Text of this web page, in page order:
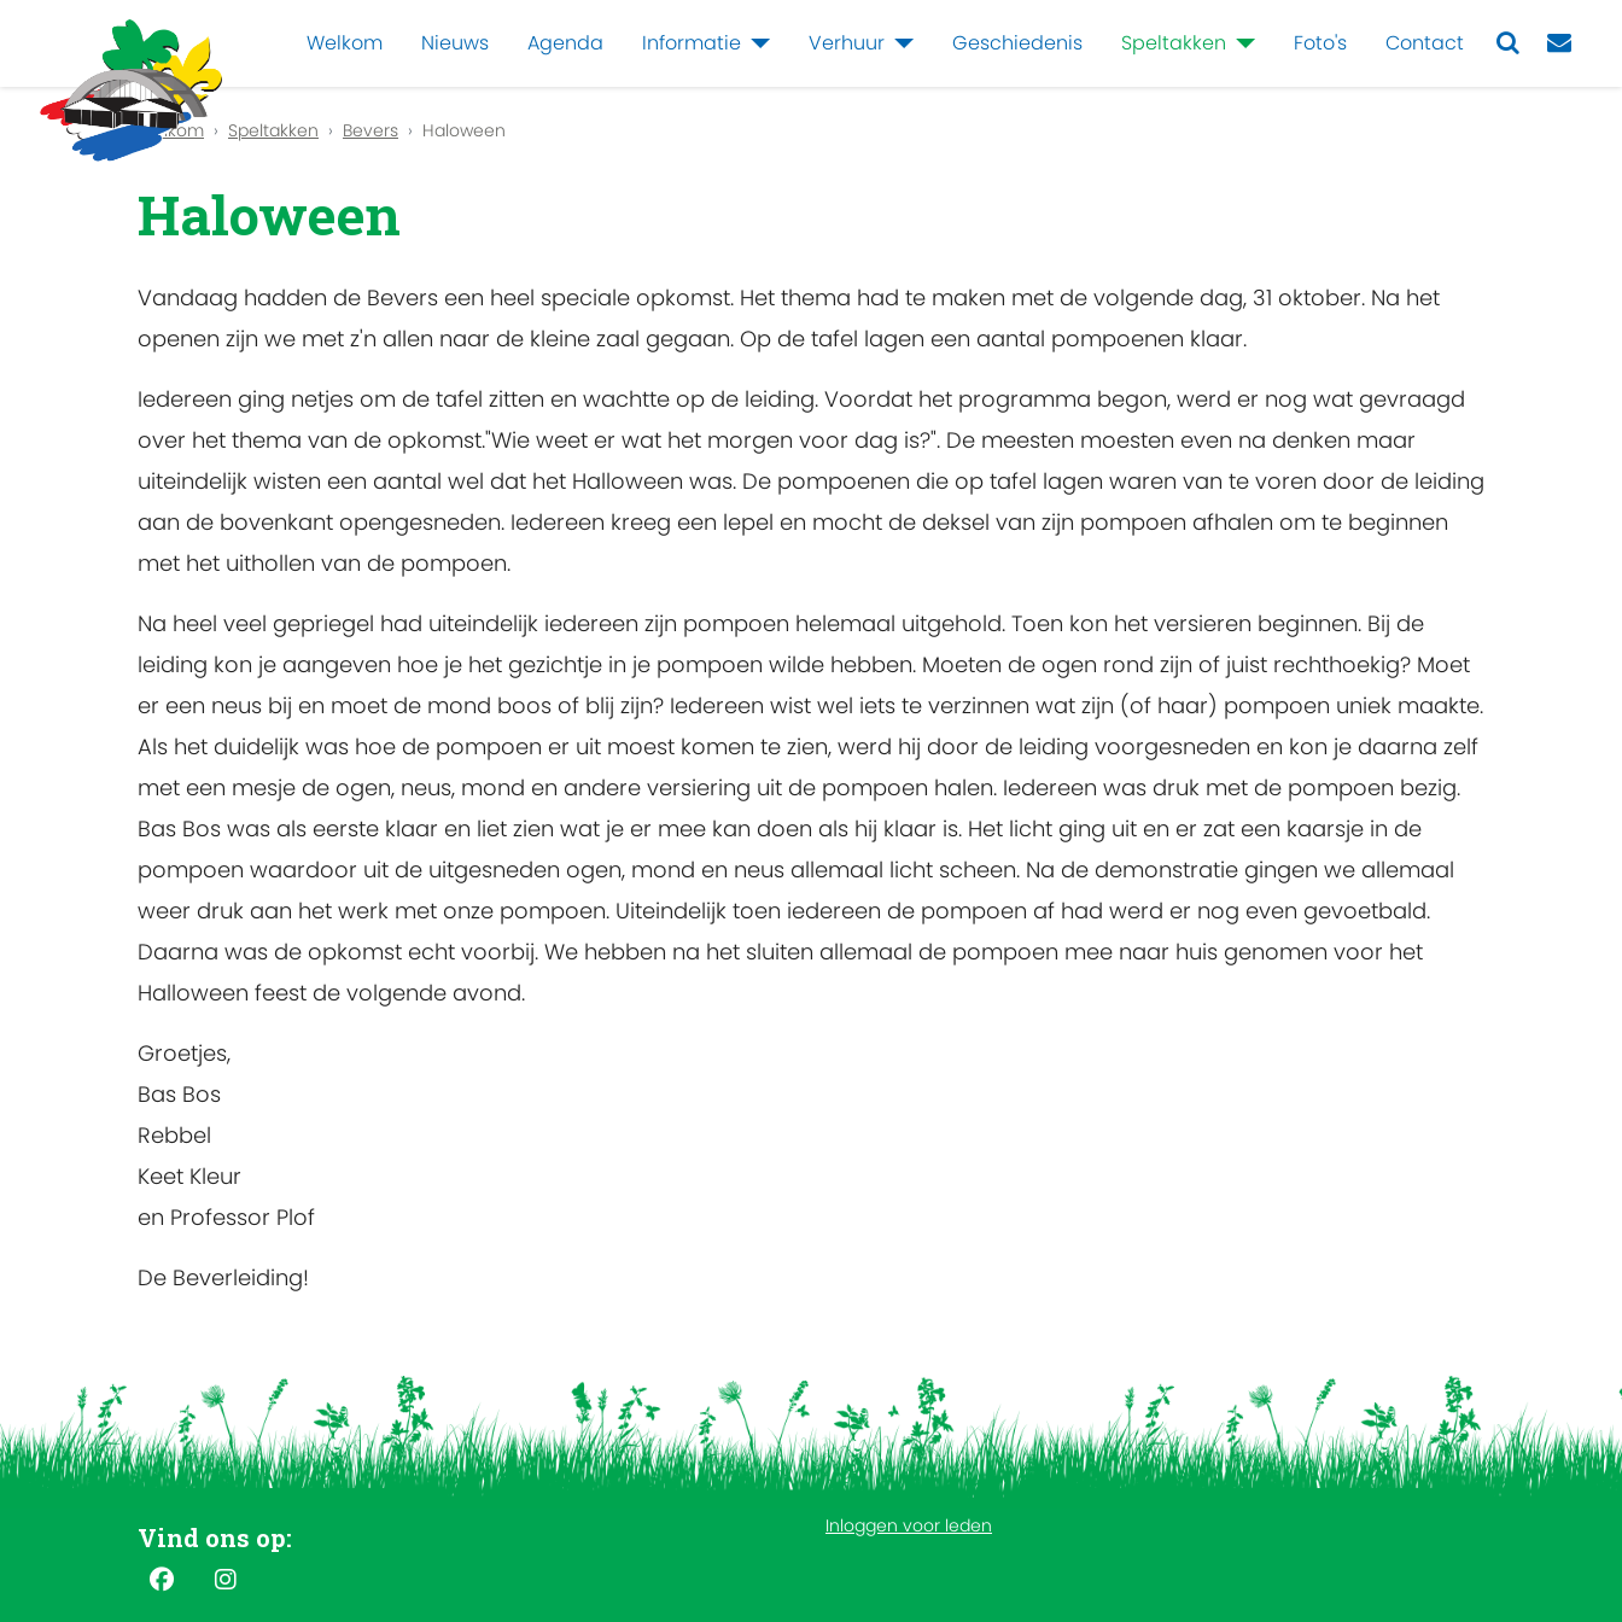
Welkom Nieuws Agenda Informatie Verhuur Geschiedenis Speltakken Foto's Contact
Previous
Welkom Speltakken Bevers Haloween
Haloween
Vandaag hadden de Bevers een heel speciale opkomst. Het thema had te maken met de volgende dag, 31 oktober. Na het
openen zijn we met z'n allen naar de kleine zaal gegaan. Op de tafel lagen een aantal pompoenen klaar.
Iedereen ging netjes om de tafel zitten en wachtte op de leiding. Voordat het programma begon, werd er nog wat gevraagd
over het thema van de opkomst."Wie weet er wat het morgen voor dag is?". De meesten moesten even na denken maar
uiteindelijk wisten een aantal wel dat het Halloween was. De pompoenen die op tafel lagen waren van te voren door de leiding
aan de bovenkant opengesneden. Iedereen kreeg een lepel en mocht de deksel van zijn pompoen afhalen om te beginnen
met het uithollen van de pompoen.
Na heel veel gepriegel had uiteindelijk iedereen zijn pompoen helemaal uitgehold. Toen kon het versieren beginnen. Bij de
leiding kon je aangeven hoe je het gezichtje in je pompoen wilde hebben. Moeten de ogen rond zijn of juist rechthoekig? Moet
er een neus bij en moet de mond boos of blij zijn? Iedereen wist wel iets te verzinnen wat zijn (of haar) pompoen uniek maakte.
Als het duidelijk was hoe de pompoen er uit moest komen te zien, werd hij door de leiding voorgesneden en kon je daarna zelf
met een mesje de ogen, neus, mond en andere versiering uit de pompoen halen. Iedereen was druk met de pompoen bezig.
Bas Bos was als eerste klaar en liet zien wat je er mee kan doen als hij klaar is. Het licht ging uit en er zat een kaarsje in de
pompoen waardoor uit de uitgesneden ogen, mond en neus allemaal licht scheen. Na de demonstratie gingen we allemaal
weer druk aan het werk met onze pompoen. Uiteindelijk toen iedereen de pompoen af had werd er nog even gevoetbald.
Daarna was de opkomst echt voorbij. We hebben na het sluiten allemaal de pompoen mee naar huis genomen voor het
Halloween feest de volgende avond.
Groetjes,
Bas Bos
Rebbel
Keet Kleur
en Professor Plof
De Beverleiding!
Vind ons op: Inloggen voor leden